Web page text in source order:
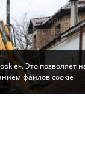
Это позволяет
файлов cookie